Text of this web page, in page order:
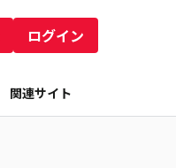
ログイン
関連サイト